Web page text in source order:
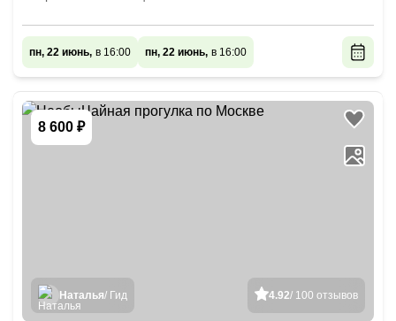
пн, 22 июнь, в 16:00 пн, 22 июнь, в 16:00
8 600 ₽
4.92/ 100 отзывов
Наталья/ Гид